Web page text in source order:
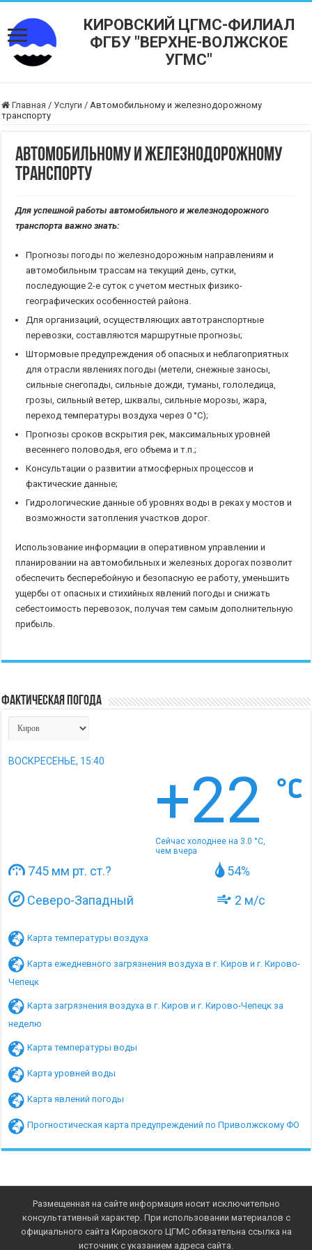
КИРОВСКИЙ ЦГМС-ФИЛИАЛ
ФГБУ "ВЕРХНЕ-ВОЛЖСКОЕ
УГМС"
Главная / Услуги / Автомобильному и железнодорожному
транспорту
Автомобильному и железнодорожному
транспорту
Для успешной работы автомобильного и железнодорожного
транспорта важно знать:
Прогнозы погоды по железнодорожным направлениям и
автомобильным трассам на текущий день, сутки,
последующие 2-е суток с учетом местных физико-
географических особенностей района.
Для организаций, осуществляющих автотранспортные
перевозки, составляются маршрутные прогнозы;
Штормовые предупреждения об опасных и неблагоприятных
для отрасли явлениях погоды (метели, снежные заносы,
сильные снегопады, сильные дожди, туманы, гололедица,
грозы, сильный ветер, шквалы, сильные морозы, жара,
переход температуры воздуха через 0 °С);
Прогнозы сроков вскрытия рек, максимальных уровней
весеннего половодья, его объема и т.п.;
Консультации о развитии атмосферных процессов и
фактические данные;
Гидрологические данные об уровнях воды в реках у мостов и
возможности затопления участков дорог.
Использование информации в оперативном управлении и
планировании на автомобильных и железных дорогах позволит
обеспечить бесперебойную и безопасную ее работу, уменьшить
ущербы от опасных и стихийных явлений погоды и снижать
себестоимость перевозок, получая тем самым дополнительную
прибыль.
Фактическая погода
ВОСКРЕСЕНЬЕ, 15:40
+22
Сейчас холоднее на 3.0 °C,
чем вчера
745 мм рт. ст.?
54%
Северо-Западный
2 м/с
Карта температуры воздуха
Карта ежедневного загрязнения воздуха в г. Киров и г. Кирово-
Чепецк
Карта загрязнения воздуха в г. Киров и г. Кирово-Чепецк за
неделю
Карта температуры воды
Карта уровней воды
Карта явлений погоды
Прогностическая карта предупреждений по Приволжскому ФО
Размещенная на сайте информация носит исключительно
консультативный характер. При использовании материалов с
официального сайта Кировского ЦГМС обязательна ссылка на
источник с указанием адреса сайта.